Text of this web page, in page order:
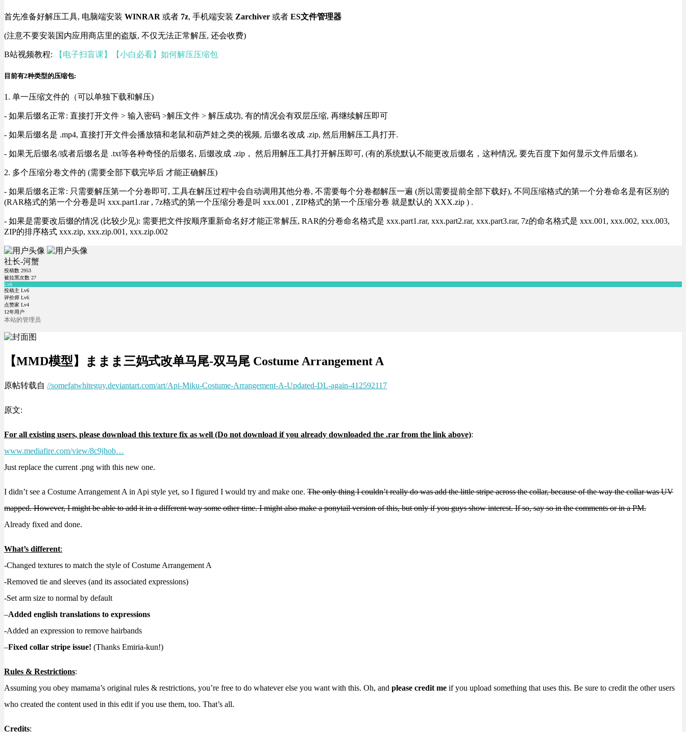
首先准备好解压工具, 电脑端安装 WINRAR 或者 7z, 手机端安装 Zarchiver 或者 ES文件管理器
(注意不要安装国内应用商店里的盗版, 不仅无法正常解压, 还会收费)
B站视频教程: 【电子扫盲课】【小白必看】如何解压压缩包
目前有2种类型的压缩包:
1. 单一压缩文件的（可以单独下载和解压)
- 如果后缀名正常: 直接打开文件 > 输入密码 >解压文件 > 解压成功, 有的情况会有双层压缩, 再继续解压即可
- 如果后缀名是 .mp4, 直接打开文件会播放猫和老鼠和葫芦娃之类的视频, 后缀名改成 .zip, 然后用解压工具打开.
- 如果无后缀名/或者后缀名是 .txt等各种奇怪的后缀名, 后缀改成 .zip， 然后用解压工具打开解压即可, (有的系统默认不能更改后缀名，这种情况, 要先百度下如何显示文件后缀名).
2. 多个压缩分卷文件的 (需要全部下载完毕后 才能正确解压)
- 如果后缀名正常: 只需要解压第一个分卷即可, 工具在解压过程中会自动调用其他分卷, 不需要每个分卷都解压一遍 (所以需要提前全部下载好), 不同压缩格式的第一个分卷命名是有区别的
(RAR格式的第一个分卷是叫 xxx.part1.rar , 7z格式的第一个压缩分卷是叫 xxx.001 , ZIP格式的第一个压缩分卷 就是默认的 XXX.zip ) .
- 如果是需要改后缀的情况 (比较少见): 需要把文件按顺序重新命名好才能正常解压, RAR的分卷命名格式是 xxx.part1.rar, xxx.part2.rar, xxx.part3.rar, 7z的命名格式是 xxx.001, xxx.002, xxx.003,
ZIP的排序格式 xxx.zip, xxx.zip.001, xxx.zip.002
社长-河蟹
投稿数 2953
被拉黑次数 27
Lv6
投稿主 Lv6
评价师 Lv6
点赞家 Lv4
12年用户
本站的管理员
【MMD模型】ままま三妈式改单马尾-双马尾 Costume Arrangement A
原帖转载自 //somefatwhiteguy.deviantart.com/art/Api-Miku-Costume-Arrangement-A-Updated-DL-again-412592117
原文:
For all existing users, please download this texture fix as well (Do not download if you already downloaded the .rar from the link above):
www.mediafire.com/view/8c9jhob…
Just replace the current .png with this new one.
I didn’t see a Costume Arrangement A in Api style yet, so I figured I would try and make one. The only thing I couldn’t really do was add the little stripe across the collar, because of the way the collar was UV
mapped. However, I might be able to add it in a different way some other time. I might also make a ponytail version of this, but only if you guys show interest. If so, say so in the comments or in a PM.
Already fixed and done.
What’s different:
-Changed textures to match the style of Costume Arrangement A
-Removed tie and sleeves (and its associated expressions)
-Set arm size to normal by default
–Added english translations to expressions
-Added an expression to remove hairbands
–Fixed collar stripe issue! (Thanks Emiria-kun!)
Rules & Restrictions:
Assuming you obey mamama’s original rules & restrictions, you’re free to do whatever else you want with this. Oh, and please credit me if you upload something that uses this. Be sure to credit the other users
who created the content used in this edit if you use them, too. That’s all.
Credits: